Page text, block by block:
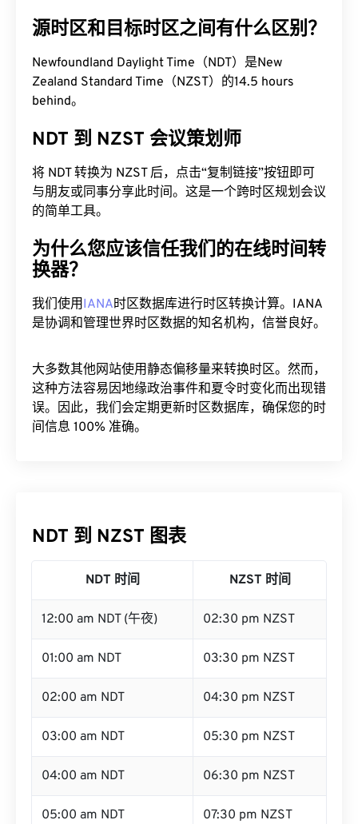
源时区和目标时区之间有什么区别？
Newfoundland Daylight Time（NDT）是New
Zealand Standard Time（NZST）的14.5 hours
behind。
NDT 到 NZST 会议策划师
将 NDT 转换为 NZST 后，点击“复制链接”按钮即可
与朋友或同事分享此时间。这是一个跨时区规划会议
的简单工具。
为什么您应该信任我们的在线时间转
换器？
我们使用IANA时区数据库进行时区转换计算。IANA
是协调和管理世界时区数据的知名机构，信誉良好。
大多数其他网站使用静态偏移量来转换时区。然而，
这种方法容易因地缘政治事件和夏令时变化而出现错
误。因此，我们会定期更新时区数据库，确保您的时
间信息 100% 准确。
NDT 到 NZST 图表
NDT 时间 NZST 时间
12:00 am NDT (午夜) 02:30 pm NZST
01:00 am NDT 03:30 pm NZST
02:00 am NDT 04:30 pm NZST
03:00 am NDT 05:30 pm NZST
04:00 am NDT 06:30 pm NZST
05:00 am NDT 07:30 pm NZST